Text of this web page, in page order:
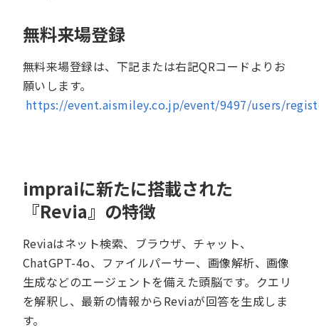
無料来場登録
無料来場登録は、下記または右記QRコードよりお
願いします。
https://event.aismiley.co.jp/event/9497/users/
impraiに新たに搭載された
『Revia』の特徴
Reviaはネット検索、ブラウザ、チャット、
ChatGPT-4o、ファイルパーサー、画像解析、画像
生成などのエージェントを備えた頭脳です。クエリ
を解釈し、最新の情報からReviaが回答を生成しま
す。